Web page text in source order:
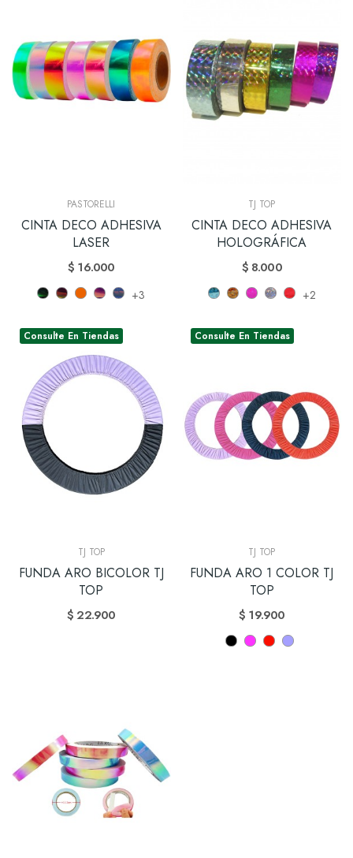
PASTORELLI
CINTA DECO ADHESIVA
LASER
$ 16.000
+3
TJ TOP
CINTA DECO ADHESIVA
HOLOGRÁFICA
$ 8.000
+2
Consulte En Tiendas
TJ TOP
FUNDA ARO BICOLOR TJ
TOP
$ 22.900
Consulte En Tiendas
TJ TOP
FUNDA ARO 1 COLOR TJ
TOP
$ 19.900